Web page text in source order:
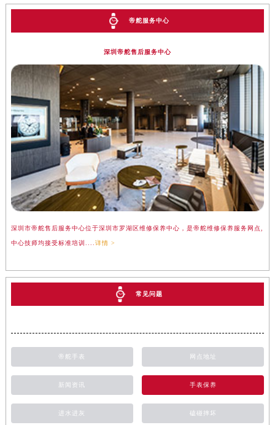
帝舵服务中心
深圳帝舵售后服务中心
深圳市帝舵售后服务中心位于深圳市罗湖区维修保养中心，是帝舵维修保养服务网点,
中心技师均接受标准培训....详情 >
常见问题
帝舵手表 网点地址
新闻资讯 手表保养
进水进灰 磕碰摔坏